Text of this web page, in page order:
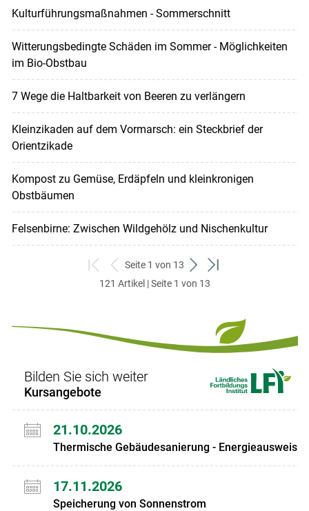
Kulturführungsmaßnahmen - Sommerschnitt
Witterungsbedingte Schäden im Sommer - Möglichkeiten
im Bio-Obstbau
7 Wege die Haltbarkeit von Beeren zu verlängern
Kleinzikaden auf dem Vormarsch: ein Steckbrief der
Orientzikade
Kompost zu Gemüse, Erdäpfeln und kleinkronigen
Obstbäumen
Felsenbirne: Zwischen Wildgehölz und Nischenkultur
zum
ersten
zurück
zum
Seite 1 von 13
weiter
zum
zum
121 Artikel | Seite 1 von 13
Bilden Sie sich weiter
Kursangebote
21.10.2026
Thermische Gebäudesanierung - Energieausweis
17.11.2026
Speicherung von Sonnenstrom